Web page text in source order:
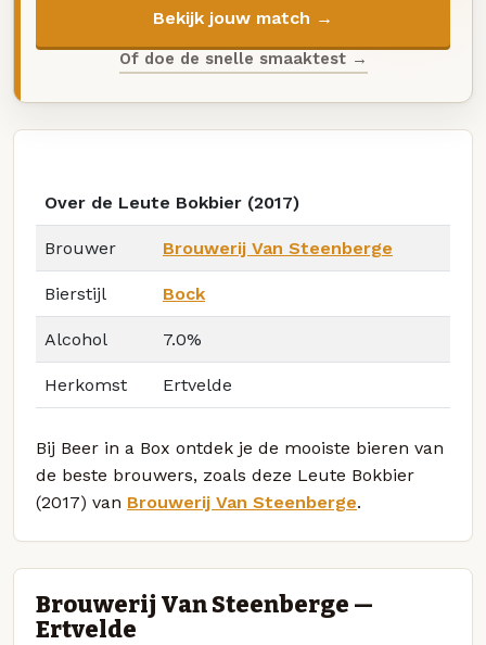
Bekijk jouw match →
Of doe de snelle smaaktest →
Over de Leute Bokbier (2017)
Brouwer Brouwerij Van Steenberge
Bierstijl Bock
Alcohol 7.0%
Herkomst Ertvelde
Bij Beer in a Box ontdek je de mooiste bieren van
de beste brouwers, zoals deze Leute Bokbier
(2017) van Brouwerij Van Steenberge.
Brouwerij Van Steenberge —
Ertvelde